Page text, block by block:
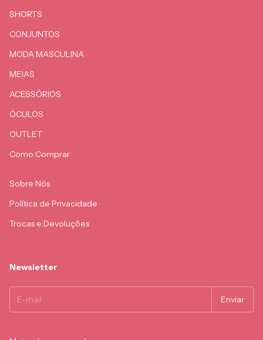
SHORTS
CONJUNTOS
MODA MASCULINA
MEIAS
ACESSÓRIOS
ÓCULOS
OUTLET
Como Comprar
Sobre Nós
Política de Privacidade
Trocas e Devoluções
Newsletter